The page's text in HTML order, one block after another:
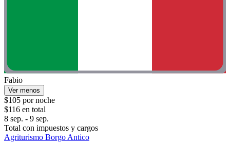
Fabio
Ver menos
$105 por noche
$116 en total
8 sep. - 9 sep.
Total con impuestos y cargos
Agriturismo Borgo Antico